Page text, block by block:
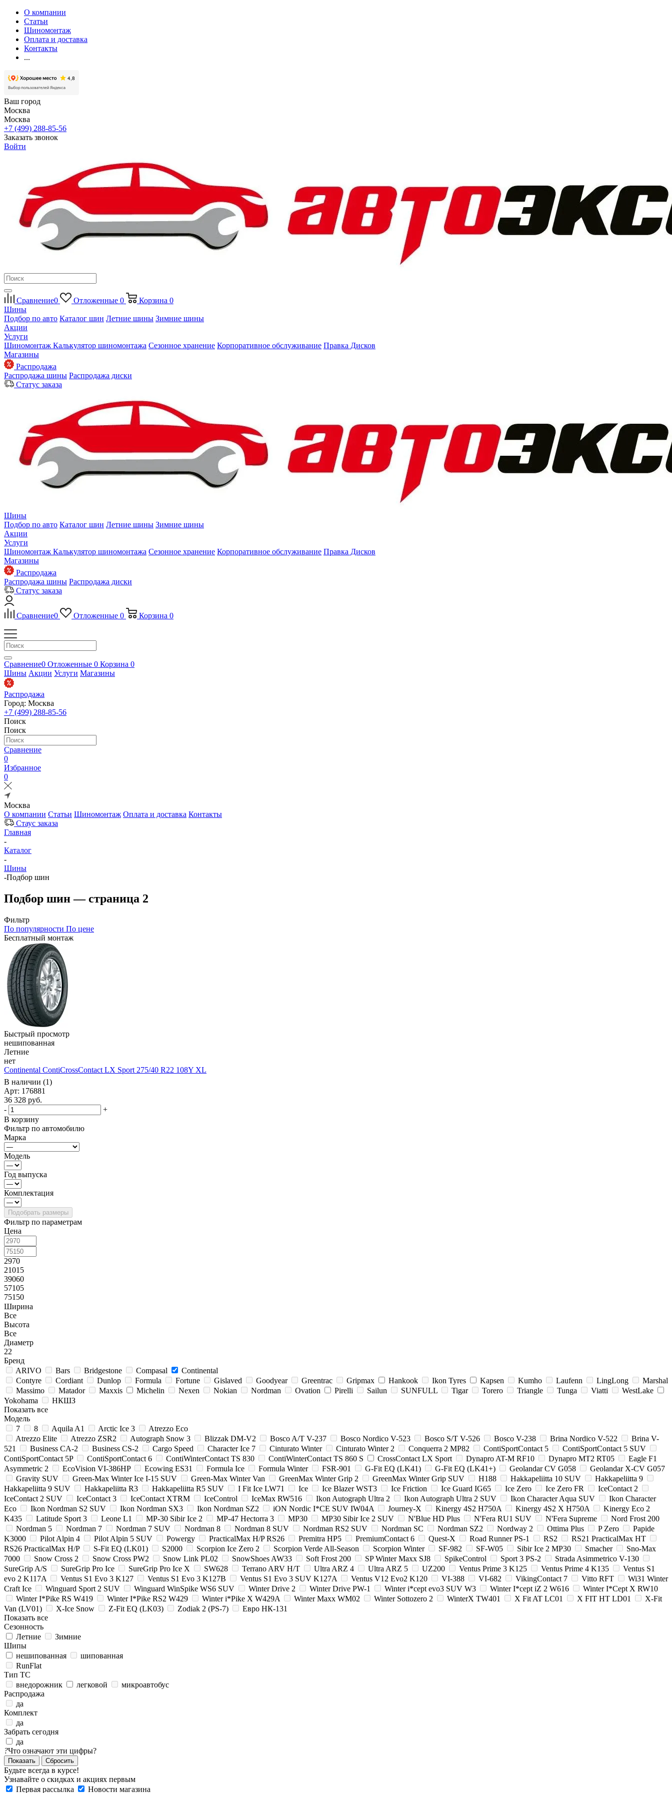
О компании
Статьи
Шиномонтаж
Оплата и доставка
Контакты
...
Ваш город
Москва
Москва
+7 (499) 288-85-56
Заказать звонок
Войти
Сравнение0 Отложенные 0 Корзина 0
Шины
Подбор по авто Каталог шин Летние шины Зимние шины
Акции
Услуги
Шиномонтаж Калькулятор шиномонтажа Сезонное хранение Корпоративное обслуживание Правка Дисков
Магазины
Распродажа
Распродажа шины Распродажа диски
Статус заказа
Шины
Подбор по авто Каталог шин Летние шины Зимние шины
Акции
Услуги
Шиномонтаж Калькулятор шиномонтажа Сезонное хранение Корпоративное обслуживание Правка Дисков
Магазины
Распродажа
Распродажа шины Распродажа диски
Статус заказа
Сравнение0 Отложенные 0 Корзина 0
Сравнение0 Отложенные 0 Корзина 0
Шины Акции Услуги Магазины
Распродажа
Город: Москва
+7 (499) 288-85-56
Поиск
Поиск
Сравнение
0
Избранное
0
Москва
О компании Статьи Шиномонтаж Оплата и доставка Контакты
Стаус заказа
Главная
-
Каталог
-
Шины
-Подбор шин
Подбор шин — страница 2
Фильтр
По популярности По цене
Бесплатный монтаж
Быстрый просмотр
нешипованная
Летние
нет
Continental ContiCrossContact LX Sport 275/40 R22 108Y XL
В наличии (1)
Арт: 176881
36 328 руб.
-
+
В корзину
Фильтр по автомобилю
Марка
Модель
Год выпуска
Комплектация
Фильтр по параметрам
Цена
2970
21015
39060
57105
75150
Ширина
Все
Высота
Все
Диаметр
22
Бренд
ARIVO
Bars Bridgestone Compasal
Continental
Contyre
Cordiant Dunlop Formula Fortune Gislaved Goodyear Greentrac Gripmax Hankook Ikon Tyres Kapsen Kumho Laufenn LingLong
Marshal
Massimo
Matador Maxxis Michelin Nexen Nokian Nordman Ovation Pirelli Sailun SUNFULL Tigar Torero Triangle Tunga Viatti
WestLake
Yokohama
НКШЗ
Показать все
Модель
7
8 Aquila A1 Arctic Ice 3
Atrezzo Eco
Atrezzo Elite
Atrezzo ZSR2 Autograph Snow 3 Blizzak DM-V2 Bosco A/T V-237 Bosco Nordico V-523 Bosco S/T V-526 Bosco V-238 Brina Nordico V-522
Brina V-
521
Business CA-2 Business CS-2 Cargo Speed Character Ice 7 Cinturato Winter Cinturato Winter 2 Conquerra 2 MP82 ContiSportContact 5
ContiSportContact 5 SUV
ContiSportContact 5P
ContiSportContact 6 ContiWinterContact TS 830 ContiWinterContact TS 860 S CrossContact LX Sport Dynapro AT-M RF10 Dynapro MT2 RT05
Eagle F1
Asymmetric 2
EcoVision VI-386HP Ecowing ES31 Formula Ice Formula Winter FSR-901 G-Fit EQ (LK41) G-Fit EQ (LK41+) Geolandar CV G058
Geolandar X-CV G057
Gravity SUV
Green-Max Winter Ice I-15 SUV Green-Max Winter Van GreenMax Winter Grip 2 GreenMax Winter Grip SUV H188 Hakkapeliitta 10 SUV
Hakkapeliitta 9
Hakkapeliitta 9 SUV
Hakkapeliitta R3 Hakkapeliitta R5 SUV I Fit Ice LW71 Ice Ice Blazer WST3 Ice Friction Ice Guard IG65 Ice Zero Ice Zero FR
IceContact 2
IceContact 2 SUV
IceContact 3 IceContact XTRM IceControl IceMax RW516 Ikon Autograph Ultra 2 Ikon Autograph Ultra 2 SUV Ikon Character Aqua SUV
Ikon Character
Eco
Ikon Nordman S2 SUV Ikon Nordman SX3 Ikon Nordman SZ2 iON Nordic I*CE SUV IW04A Journey-X Kinergy 4S2 H750A Kinergy 4S2 X H750A
Kinergy Eco 2
K435
Latitude Sport 3 Leone L1 MP-30 Sibir Ice 2 MP-47 Hectorra 3 MP30 MP30 Sibir Ice 2 SUV N'Blue HD Plus N'Fera RU1 SUV N'Fera Supreme
Nord Frost 200
Nordman 5
Nordman 7 Nordman 7 SUV Nordman 8 Nordman 8 SUV Nordman RS2 SUV Nordman SC Nordman SZ2 Nordway 2 Ottima Plus P Zero
Papide
K3000
Pilot Alpin 4 Pilot Alpin 5 SUV Powergy PracticalMax H/P RS26 Premitra HP5 PremiumContact 6 Quest-X Road Runner PS-1 RS2
RS21 PracticalMax HT
RS26 PracticalMax H/P
S-Fit EQ (LK01) S2000 Scorpion Ice Zero 2 Scorpion Verde All-Season Scorpion Winter SF-982 SF-W05 Sibir Ice 2 MP30 Smacher
Sno-Max
7000
Snow Cross 2 Snow Cross PW2 Snow Link PL02 SnowShoes AW33 Soft Frost 200 SP Winter Maxx SJ8 SpikeControl Sport 3 PS-2
Strada Asimmetrico V-130
SureGrip A/S
SureGrip Pro Ice SureGrip Pro Ice X SW628 Terrano ARV H/T Ultra ARZ 4 Ultra ARZ 5 UZ200 Ventus Prime 3 K125 Ventus Prime 4 K135
Ventus S1
evo 2 K117A
Ventus S1 Evo 3 K127 Ventus S1 Evo 3 K127B Ventus S1 Evo 3 SUV K127A Ventus V12 Evo2 K120 VI-388 VI-682 VikingContact 7 Vitto RFT
Wi31 Winter
Craft Ice
Winguard Sport 2 SUV Winguard WinSpike WS6 SUV Winter Drive 2 Winter Drive PW-1 Winter i*cept evo3 SUV W3 Winter I*cept iZ 2 W616
Winter I*Cept X RW10
Winter I*Pike RS W419
Winter I*Pike RS2 W429 Winter i*Pike X W429A Winter Maxx WM02 Winter Sottozero 2 WinterX TW401 X Fit AT LC01 X FIT HT LD01
X-Fit
Van (LV01)
X-Ice Snow Z-Fit EQ (LK03) Zodiak 2 (PS-7)
Евро НК-131
Показать все
Сезонность
Летние
Зимние
Шипы
нешипованная
шипованная
RunFlat
Тип ТС
внедорожник
легковой
микроавтобус
Распродажа
да
Комплект
да
Забрать сегодня
да
?Что означают эти цифры?
Сбросить
Будьте всегда в курсе!
Узнавайте о скидках и акциях первым
Первая рассылка
Новости магазина